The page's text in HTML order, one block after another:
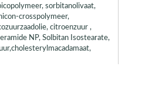
sorbitanolivaat,
crosspolymeer,
citroenzuur ,
NP, Solbitan Isostearate,